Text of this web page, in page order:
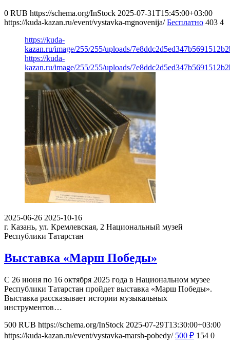
0 RUB https://schema.org/InStock 2025-07-31T15:45:00+03:00
https://kuda-kazan.ru/event/vystavka-mgnovenija/ Бесплатно 403 4
https://kuda-
kazan.ru/image/255/255/uploads/
https://kuda-
kazan.ru/image/255/255/uploads/
2025-06-26 2025-10-16
г. Казань, ул. Кремлевская, 2 Национальный музей
Республики Татарстан
Выставка «Марш Победы»
С 26 июня по 16 октября 2025 года в Национальном музее
Республики Татарстан пройдет выставка «Марш Победы».
Выставка рассказывает истории музыкальных
инструментов…
500 RUB https://schema.org/InStock 2025-07-29T13:30:00+03:00
https://kuda-kazan.ru/event/vystavka-marsh-pobedy/ 500 ₽ 154 0